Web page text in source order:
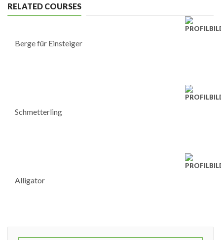
RELATED COURSES
Berge für Einsteiger
Schmetterling
Alligator